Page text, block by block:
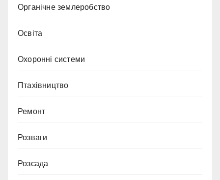
Органічне землеробство
Освіта
Охоронні системи
Птахівництво
Ремонт
Розваги
Розсада